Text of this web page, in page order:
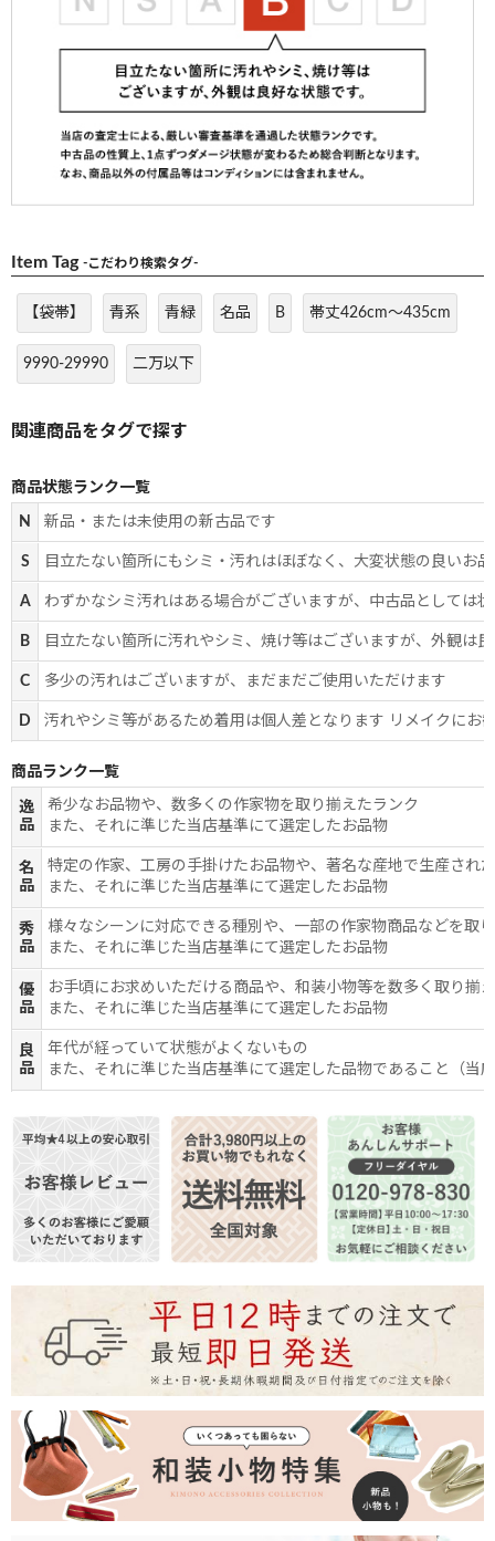
Item Tag -こだわり検索タグ-
【袋帯】 青系 青緑 名品 B 帯丈426cm～435cm
9990-29990 二万以下
商品状態ランク一覧
N 新品・または未使用の新古品です
S 目立たない箇所にもシミ・汚れはほぼなく、大変状態の良いお
A わずかなシミ汚れはある場合がございますが、中古品としては
B 目立たない箇所に汚れやシミ、焼け等はございますが、外観は
C 多少の汚れはございますが、まだまだご使用いただけます
D 汚れやシミ等があるため着用は個人差となります リメイクにお
商品ランク一覧
逸
品
希少なお品物や、数多くの作家物を取り揃えたランク
また、それに準じた当店基準にて選定したお品物
名
品
特定の作家、工房の手掛けたお品物や、著名な産地で生産され
また、それに準じた当店基準にて選定したお品物
秀
品
様々なシーンに対応できる種別や、一部の作家物商品などを取
また、それに準じた当店基準にて選定したお品物
優
品
お手頃にお求めいただける商品や、和装小物等を数多く取り揃
また、それに準じた当店基準にて選定したお品物
良
品
年代が経っていて状態がよくないもの
また、それに準じた当店基準にて選定した品物であること（当